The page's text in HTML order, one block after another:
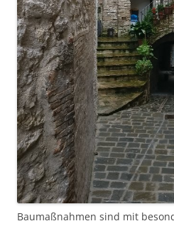
Baumaßnahmen sind mit